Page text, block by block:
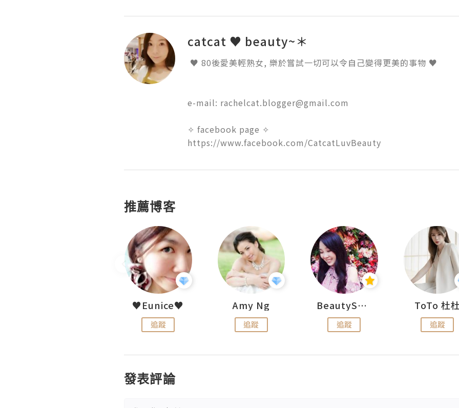
catcat ♥ beauty~＊
e-mail: rachelcat.blogger@gmail.com
✧ facebook page ✧
https://www.facebook.com/CatcatLuvBeauty
推薦博客
♥Eunice♥
追蹤
Amy Ng
追蹤
BeautySearch
追蹤
ToTo 杜
追蹤
發表評論